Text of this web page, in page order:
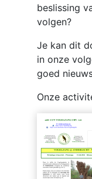
beslissing
volgen?
Je kan dit
in onze
goed
Onze